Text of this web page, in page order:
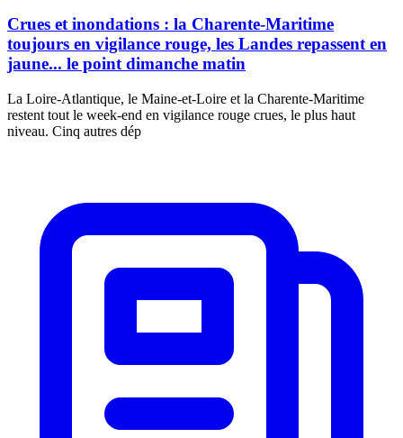
Crues et inondations : la Charente-Maritime
toujours en vigilance rouge, les Landes repassent en
jaune... le point dimanche matin
La Loire-Atlantique, le Maine-et-Loire et la Charente-Maritime
restent tout le week-end en vigilance rouge crues, le plus haut
niveau. Cinq autres dép